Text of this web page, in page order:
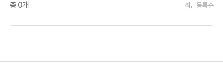
총 0개 최근등록순